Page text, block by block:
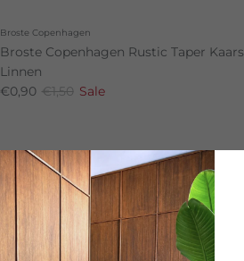
Broste Copenhagen
Broste Copenhagen Rustic Taper Kaars
Linnen
€0,90 €1,50 Sale
40% korting
19 op voorraad